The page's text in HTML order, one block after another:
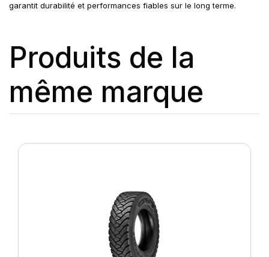
garantit durabilité et performances fiables sur le long terme.
Produits de la
même marque